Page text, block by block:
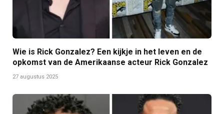
Wie is Rick Gonzalez? Een kijkje in het leven en de
opkomst van de Amerikaanse acteur Rick Gonzalez
27 augustus 2025